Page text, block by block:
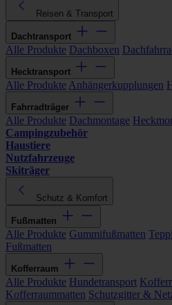
Reisen & Transport
Dachtransport
Alle Produkte Dachboxen
Hecktransport
Alle Produkte Anhängerkupplungen
Fahrradträger
Alle Produkte Dachmontage
Campingzubehör
Haustiere
Nutzfahrzeuge
Skiträger
Schutz & Komfort
Fußmatten
Alle Produkte Gummifußmatten
Fußmatten
Kofferraum
Alle Produkte Hundetransport
Kofferraummatten Schutzgitter &